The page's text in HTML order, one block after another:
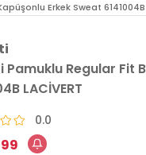
Erkek Sweat 6141004B
Pamuklu Regular Fit
LACİVERT
0.0